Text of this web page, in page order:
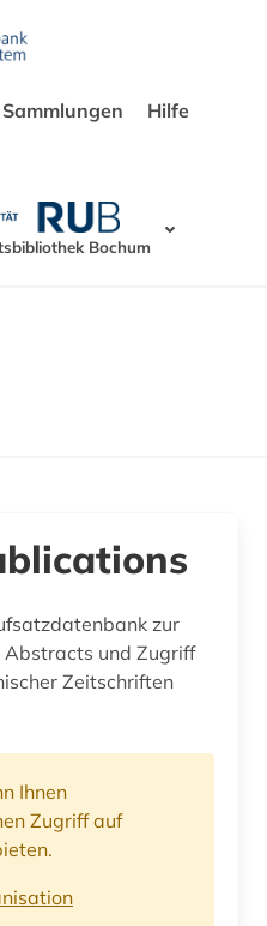
Sammlungen Hilfe
Bochum
zur
Abstracts und Zugriff
Zeitschriften
Ihnen
Zugriff auf